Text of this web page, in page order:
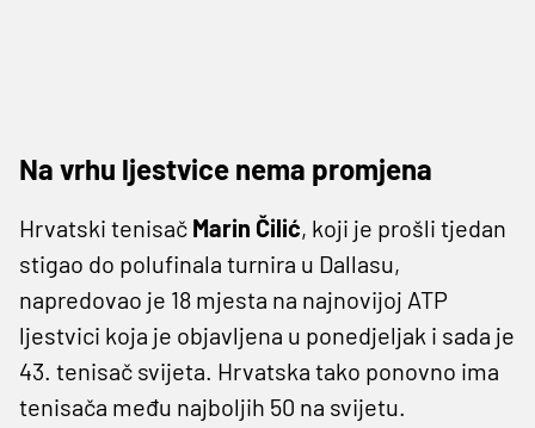
Na vrhu ljestvice nema promjena
Hrvatski tenisač Marin Čilić, koji je prošli tjedan
stigao do polufinala turnira u Dallasu,
napredovao je 18 mjesta na najnovijoj ATP
ljestvici koja je objavljena u ponedjeljak i sada je
43. tenisač svijeta. Hrvatska tako ponovno ima
tenisača među najboljih 50 na svijetu.